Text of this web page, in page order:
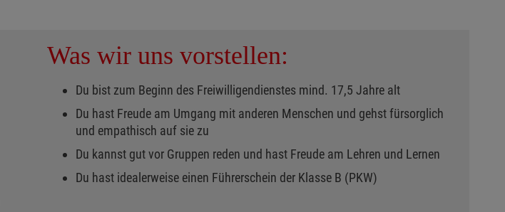
Was wir uns vorstellen:
Du bist zum Beginn des Freiwilligendienstes mind. 17,5 Jahre alt
Du hast Freude am Umgang mit anderen Menschen und gehst fürsorglich
und empathisch auf sie zu
Du kannst gut vor Gruppen reden und hast Freude am Lehren und Lernen
Du hast idealerweise einen Führerschein der Klasse B (PKW)